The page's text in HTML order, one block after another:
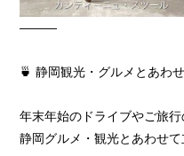
―――
🍵 静岡観光・グルメとあわ
年末年始のドライブやご旅行
静岡グルメ・観光とあわせて